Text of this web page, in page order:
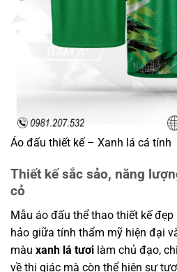
Áo đấu thiết kế – Xanh lá cá tính
Thiết kế sắc sảo, năng
cỏ
Mẫu áo đấu thể thao thiết kế
hảo giữa tính thẩm mỹ hiện đại
màu xanh lá tươi làm chủ đạo,
về thị giác mà còn thể hiện sự